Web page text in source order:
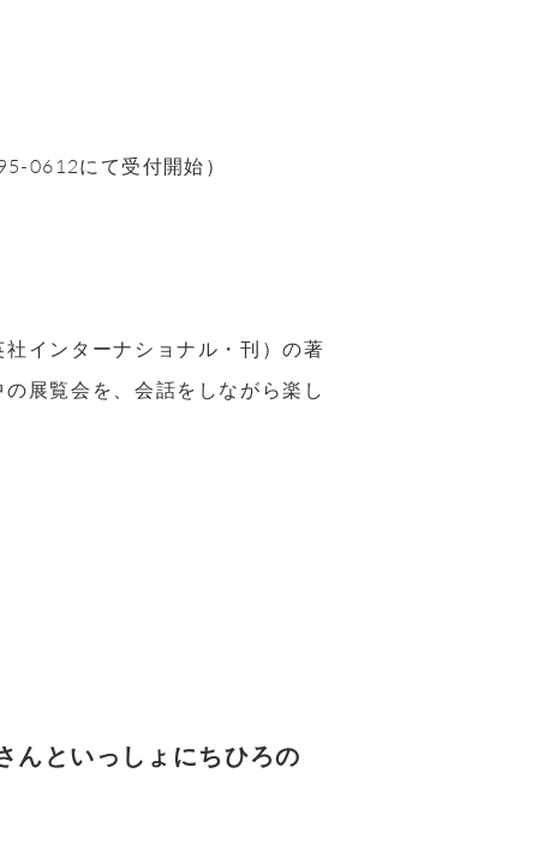
0612にて受付開始）
インターナショナル・刊）の著
展覧会を、会話をしながら楽し
んといっしょにちひろの